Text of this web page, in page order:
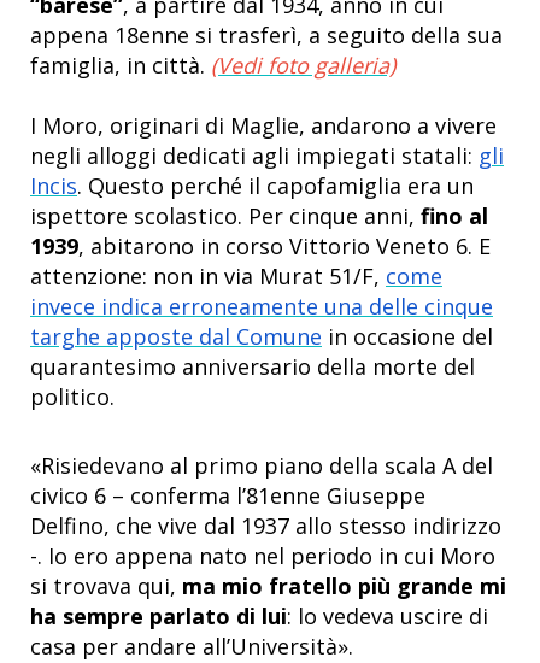
appena 18enne si trasferì, a seguito della sua
famiglia, in città. (Vedi foto galleria)
I Moro, originari di Maglie, andarono a vivere
negli alloggi dedicati agli impiegati statali: gli
Incis. Questo perché il capofamiglia era un
ispettore scolastico. Per cinque anni, fino al
1939, abitarono in corso Vittorio Veneto 6. E
attenzione: non in via Murat 51/F, come
invece indica erroneamente una delle cinque
targhe apposte dal Comune in occasione del
quarantesimo anniversario della morte del
politico.
«Risiedevano al primo piano della scala A del
civico 6 – conferma l’81enne Giuseppe
Delfino, che vive dal 1937 allo stesso indirizzo
-. Io ero appena nato nel periodo in cui Moro
si trovava qui, ma mio fratello più grande mi
ha sempre parlato di lui: lo vedeva uscire di
casa per andare all’Università».